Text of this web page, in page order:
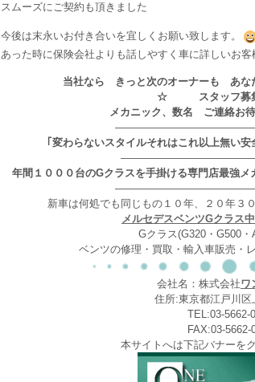
スムーズにご契約も頂きました
今後は末永いお付き合いを宜しくお願い致します。
あった時に保険会社よりも話しやすく車に詳しいお客
当社なら きっと次のオーナーも あな
☆ スタッフ
メカニック、数名 ご連絡お待
｢変わらないスタイルそれはこれ以上無い
年間１０００台のGクラスを手掛ける専門店最強メ
新車は何処でも同じもの１０年、２０年３
メルセデスベンツGクラス
Gクラス(G320・G500・
ベンツの修理・買取・輸入車販売・
会社名：株式会社ワ
住所:東京都江戸川区
TEL:03-5662-
FAX:03-5662-
本サイトへは下記バナーを